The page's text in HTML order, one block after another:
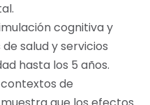
cognitiva y
salud y servicios
hasta los 5 años.
de